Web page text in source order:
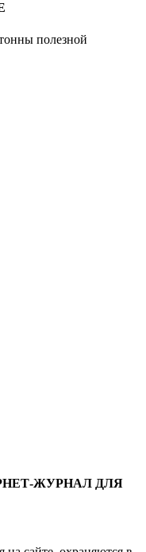
полезной
ЖУРНАЛ ДЛЯ